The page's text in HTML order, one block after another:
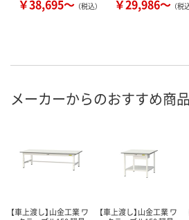
￥38,695～ （税込） ￥29,986～ （税
メーカーからのおすすめ商品
【車上渡し】山金工業 ワ
【車上渡し】山金工業 ワ